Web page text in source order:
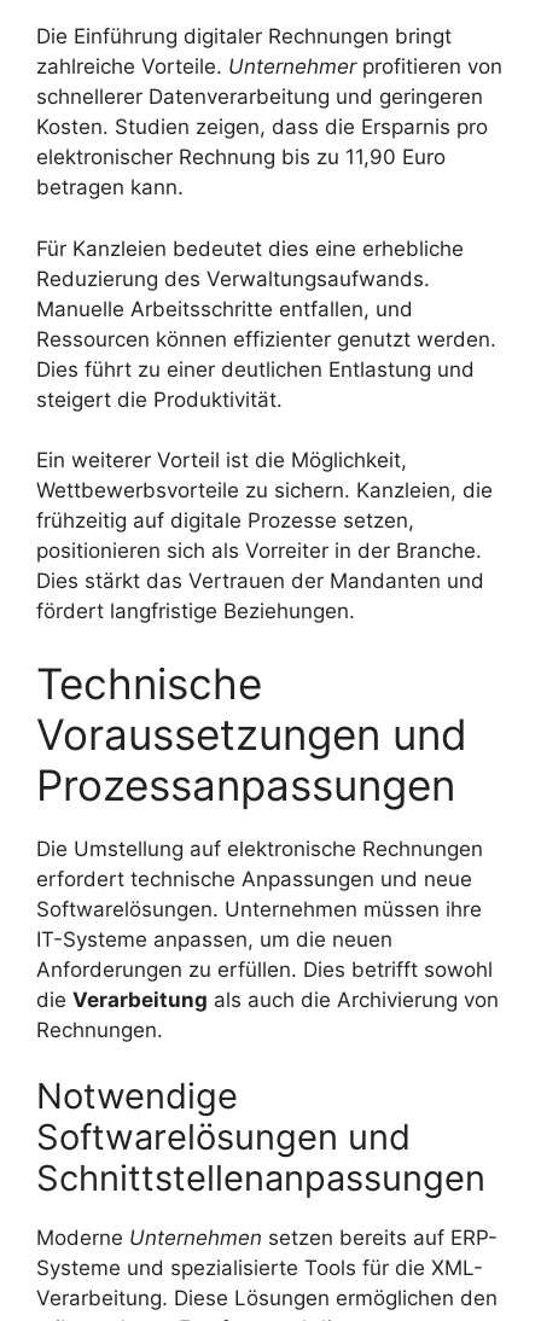
Die Einführung digitaler Rechnungen bringt
zahlreiche Vorteile. Unternehmerprofitieren von
schnellerer Datenverarbeitung und geringeren
Kosten. Studien zeigen, dass die Ersparnis pro
elektronischer Rechnung bis zu 11,90 Euro
betragen kann.
Für Kanzleien bedeutet dies eine erhebliche
Reduzierung des Verwaltungsaufwands.
Manuelle Arbeitsschritte entfallen, und
Ressourcen können effizienter genutzt werden.
Dies führt zu einer deutlichen Entlastung und
steigert die Produktivität.
Ein weiterer Vorteil ist die Möglichkeit,
Wettbewerbsvorteile zu sichern. Kanzleien, die
frühzeitig auf digitale Prozesse setzen,
positionieren sich als Vorreiter in der Branche.
Dies stärkt das Vertrauen der Mandanten und
fördert langfristige Beziehungen.
Technische
Voraussetzungen und
Prozessanpassungen
Die Umstellung auf elektronische Rechnungen
erfordert technische Anpassungen und neue
Softwarelösungen. Unternehmen müssen ihre
IT-Systeme anpassen, um die neuen
Anforderungen zu erfüllen. Dies betrifft sowohl
die Verarbeitung als auch die Archivierung von
Rechnungen.
Notwendige
Softwarelösungen und
Schnittstellenanpassungen
Moderne Unternehmen setzen bereits auf ERP-
Systeme und spezialisierte Tools für die XML-
Verarbeitung. Diese Lösungen ermöglichen den